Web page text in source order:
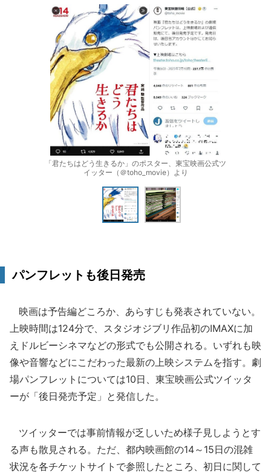
「君たちはどう生きるか」のポスター、東宝映画公式ツ
イッター（＠toho_movie）より
パンフレットも後日発売
映画は予告編どころか、あらすじも発表されていない。
上映時間は124分で、スタジオジブリ作品初のIMAXに加
えドルビーシネマなどの形式でも公開される。いずれも映
像や音響などにこだわった最新の上映システムを指す。劇
場パンフレットについては10日、東宝映画公式ツイッタ
ーが「後日発売予定」と発信した。
ツイッターでは事前情報が乏しいため様子見しようとす
る声も散見される。ただ、都内映画館の14～15日の混雑
状況を各チケットサイトで参照したところ、初日に関して